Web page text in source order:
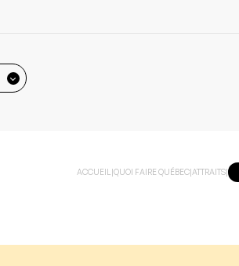
ACCUEIL |QUOI FAIRE QUÉBEC|ATTRAITS|